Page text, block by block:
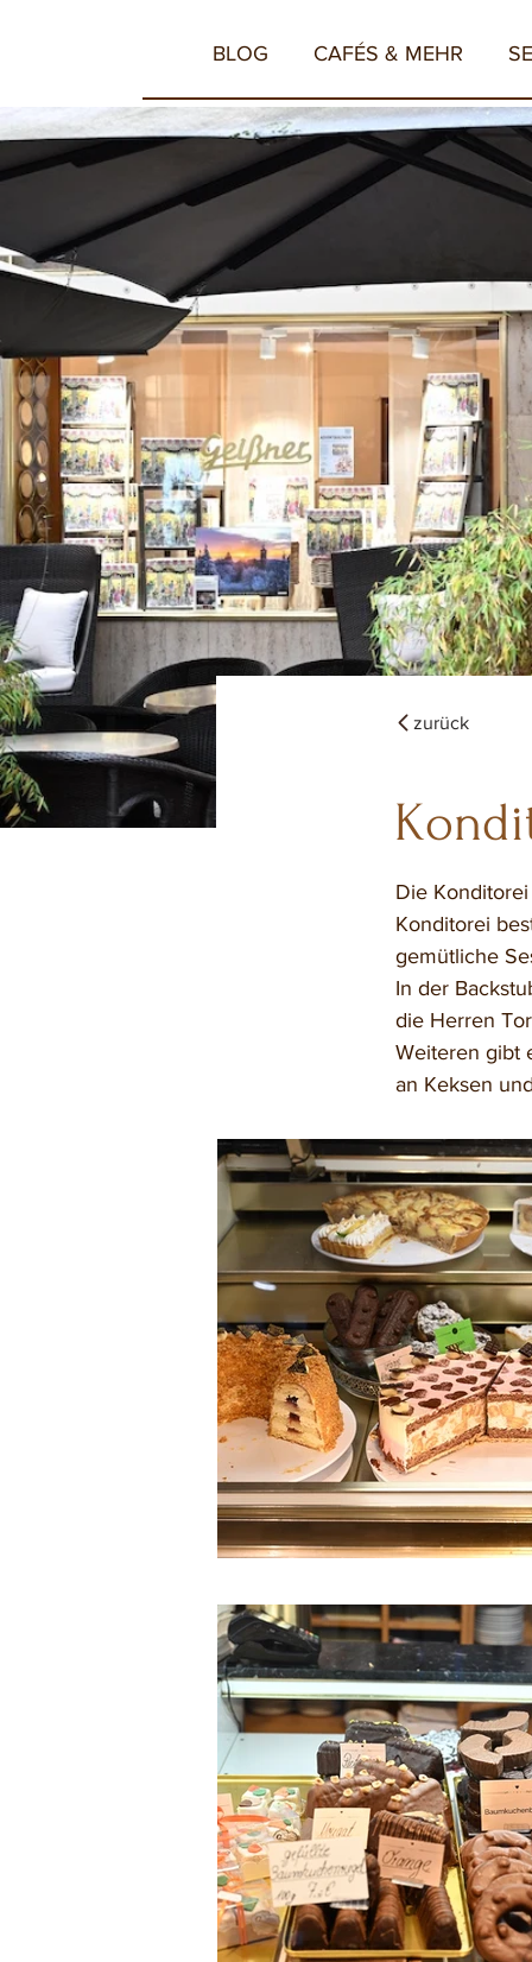
BLOG CAFÉS & MEHR
zurück
Die
Konditorei
gemütliche
In der
die Herren
Weiteren gibt
an Keksen